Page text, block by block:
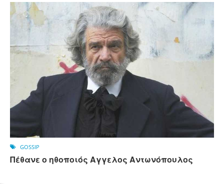
GOSSIP
Πέθανε ο ηθοποιός Αγγελος Αντωνόπουλος